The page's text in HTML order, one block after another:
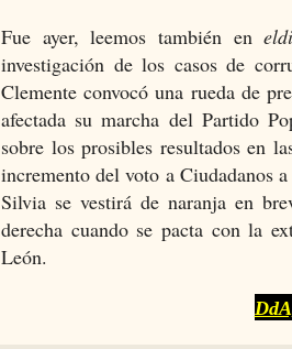
Fue ayer, leemos también en
investigación de los casos de
Clemente convocó una rueda de
afectada su marcha del Partido
sobre los prosibles resultados en
incremento del voto a Ciudadanos
Silvia se vestirá de naranja en
derecha cuando se pacta con la
León.